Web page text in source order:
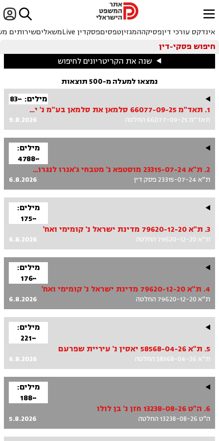

ﱐ
אינדקס עורכי דיןפסיקההמגזיןטפסיםפסקדין Live משאליםשירותים
חיפוש פסקי-דין
שנה את הקריטריונים לחיפוש
נמצאו למעלה מ-500 תוצאות
מילים: ~83
1. תאד"מ 66077-09-25 סלמאן את סלמאן בע"מ נ' יוניקו קפה בע"מ
תאד"מ 66077-09-25 החלטה 9.8.2026
מילים:
~4788
2. ת"א 23315-07-24 מוסטפא נ' מטבחי ג'אנרו לנגרות בע"מ
ת"א 23315-07-24 פסק דין 6.8.2026
מילים:
~175
3. ת"א 79620-12-20 מדינת ישראל נ' קומימי ואח'
ת"א 79620-12-20 החלטה 6.8.2026
מילים:
~176
4. ת"א 79620-12-20 מדינת ישראל נ' קומימי ואח'
ת"א 79620-12-20 החלטה 6.8.2026
מילים:
~221
5. ת"א 58568-04-26 יאסין נ' עיריית שפרעם
ת"א 58568-04-26 החלטה 6.8.2026
מילים:
~188
6. ה"ט 13238-08-26 חזן נ' בן לולו
ה"ט 13238-08-26 החלטה 5.8.2026